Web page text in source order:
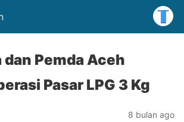
Pemda Aceh
Pasar LPG 3 Kg
8 bulan ago